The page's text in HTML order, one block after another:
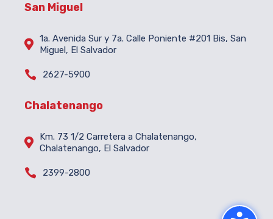
San Miguel
 1a. Avenida Sur y 7a. Calle Poniente #201 Bis, San
Miguel, El Salvador
 2627-5900
Chalatenango

Km. 73 1/2 Carretera a Chalatenango,
Chalatenango, El Salvador
 2399-2800